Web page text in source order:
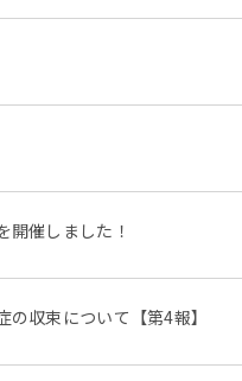
開催しました！
収束について【第4報】